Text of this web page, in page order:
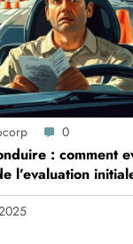
0
: comment
l’evaluation